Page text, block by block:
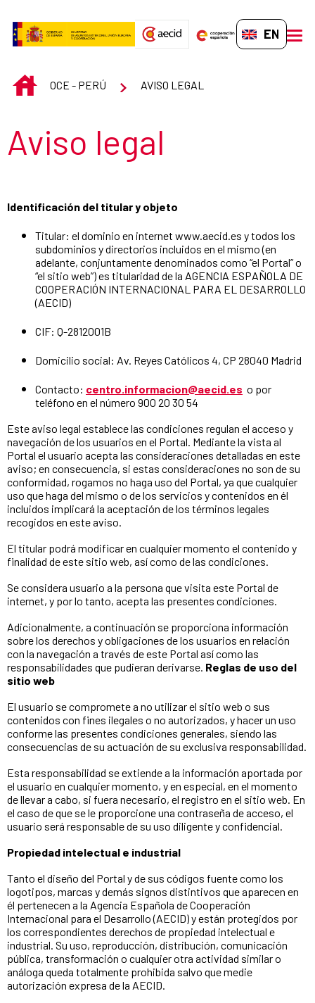
EN-GB
INICIOOCE - PERÚ AVISO LEGAL
Section title
Aviso legal
Identificación del titular y objeto
Titular: el dominio en internet www.aecid.es y todos los
subdominios y directorios incluidos en el mismo (en
adelante, conjuntamente denominados como “el Portal” o
“el sitio web”) es titularidad de la AGENCIA ESPAÑOLA DE
COOPERACIÓN INTERNACIONAL PARA EL DESARROLLO
(AECID)
CIF: Q-2812001B
Domicilio social: Av. Reyes Católicos 4, CP 28040 Madrid
Contacto: centro.informacion@aecid.es o por
teléfono en el número 900 20 30 54
Este aviso legal establece las condiciones regulan el acceso y
navegación de los usuarios en el Portal. Mediante la vista al
Portal el usuario acepta las consideraciones detalladas en este
aviso; en consecuencia, si estas consideraciones no son de su
conformidad, rogamos no haga uso del Portal, ya que cualquier
uso que haga del mismo o de los servicios y contenidos en él
incluidos implicará la aceptación de los términos legales
recogidos en este aviso.
El titular podrá modificar en cualquier momento el contenido y
finalidad de este sitio web, así como de las condiciones.
Se considera usuario a la persona que visita este Portal de
internet, y por lo tanto, acepta las presentes condiciones.
Adicionalmente, a continuación se proporciona información
sobre los derechos y obligaciones de los usuarios en relación
con la navegación a través de este Portal así como las
responsabilidades que pudieran derivarse. Reglas de uso del
sitio web
El usuario se compromete a no utilizar el sitio web o sus
contenidos con fines ilegales o no autorizados, y hacer un uso
conforme las presentes condiciones generales, siendo las
consecuencias de su actuación de su exclusiva responsabilidad.
Esta responsabilidad se extiende a la información aportada por
el usuario en cualquier momento, y en especial, en el momento
de llevar a cabo, si fuera necesario, el registro en el sitio web. En
el caso de que se le proporcione una contraseña de acceso, el
usuario será responsable de su uso diligente y confidencial.
Propiedad intelectual e industrial
Tanto el diseño del Portal y de sus códigos fuente como los
logotipos, marcas y demás signos distintivos que aparecen en
él pertenecen a la Agencia Española de Cooperación
Internacional para el Desarrollo (AECID) y están protegidos por
los correspondientes derechos de propiedad intelectual e
industrial. Su uso, reproducción, distribución, comunicación
pública, transformación o cualquier otra actividad similar o
análoga queda totalmente prohibida salvo que medie
autorización expresa de la AECID.